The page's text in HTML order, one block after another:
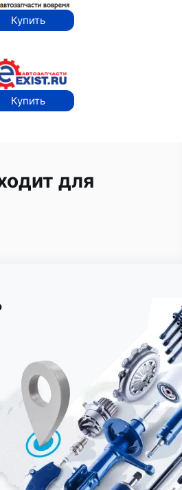
Купить
Купить
для